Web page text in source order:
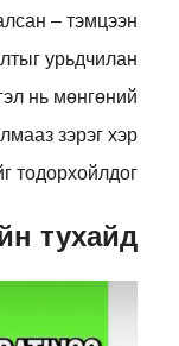
– тэмцээн
урьдчилан
нь мөнгөний
зэрэг хэр
тодорхойлдог.
тухайд